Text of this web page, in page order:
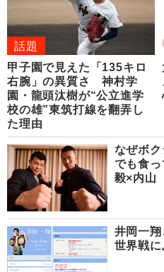
話題
甲子園で見えた「135キロ
右腕」の異質さ 神村学
園・龍頭汰樹が“公立進学
校の雄”東筑打線を翻弄し
た理由
なぜボ
でも食
毅×内山
井岡一翔
世界戦